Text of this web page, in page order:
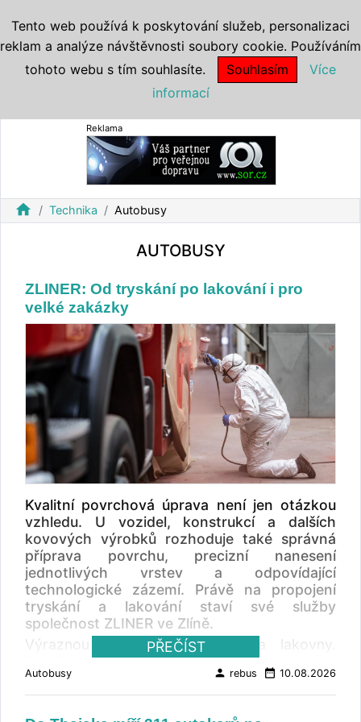
Reklama
home Technika Autobusy
AUTOBUSY
ZLINER: Od tryskání po lakování i pro
velké zakázky
Kvalitní povrchová úprava není jen otázkou
vzhledu. U vozidel, konstrukcí a dalších
kovových výrobků rozhoduje také správná
příprava povrchu, precizní nanesení
jednotlivých vrstev a odpovídající
technologické zázemí. Právě na propojení
tryskání a lakování staví své služby
společnost ZLINER ve Zlíně.
Výraznou předností je kapacita lakovny.
ZLINER nabízí lakování ve třech lakovacích
boxech. Dva větší mají rozměry 22,5 × 5
metrů a 7,5 × 5 metrů a lze je vzájemně
PŘEČÍST
Autobusy person rebus date_range 10.08.2026
Tento web používá k poskytování služeb, personalizaci
reklam a analýze návštěvnosti soubory cookie. Používáním
tohoto webu s tím souhlasíte.
Souhlasím
Více
informací